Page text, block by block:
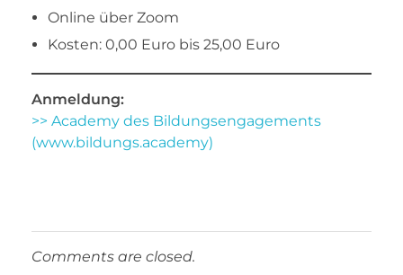
Online über Zoom
Kosten: 0,00 Euro bis 25,00 Euro
Anmeldung:
>> Academy des Bildungsengagements
(www.bildungs.academy)
Comments are closed.